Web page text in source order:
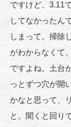
ですけど、3.11
してなかったん
しまって。掃除
がわからなくて
ですよね。土台
っとずつ穴が開
かなと思って、
と。聞くと回り